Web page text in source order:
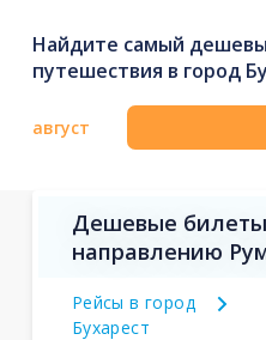
Найдите самый
путешествия в город
август
Дешевые
направлению
Рейсы в город
Бухарест